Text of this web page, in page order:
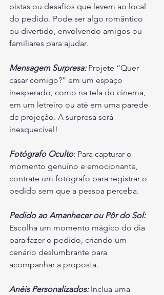
pistas ou desafios que levem ao local
do pedido. Pode ser algo romântico
ou divertido, envolvendo amigos ou
familiares para ajudar.
Mensagem Surpresa: Projete “Quer
casar comigo?” em um espaço
inesperado, como na tela do cinema,
em um letreiro ou até em uma parede
de projeção. A surpresa será
inesquecível!
Fotógrafo Oculto: Para capturar o
momento genuíno e emocionante,
contrate um fotógrafo para registrar o
pedido sem que a pessoa perceba.
Pedido ao Amanhecer ou Pôr do Sol:
Escolha um momento mágico do dia
para fazer o pedido, criando um
cenário deslumbrante para
acompanhar a proposta.
Anéis Personalizados: Inclua uma